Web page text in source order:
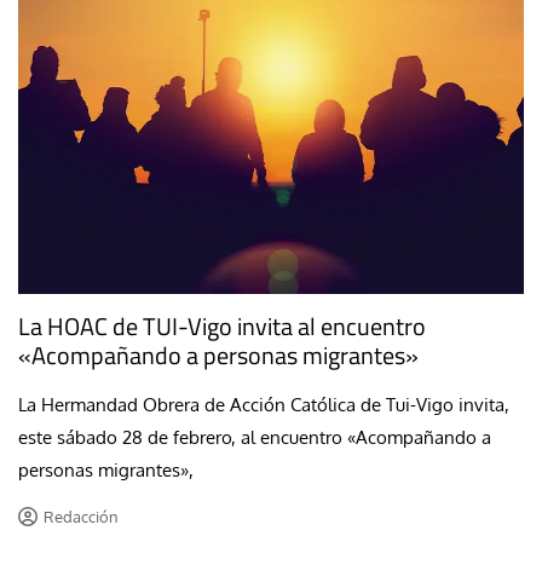
La HOAC de TUI-Vigo invita al encuentro
«Acompañando a personas migrantes»
La Hermandad Obrera de Acción Católica de Tui-Vigo invita,
este sábado 28 de febrero, al encuentro «Acompañando a
personas migrantes»,
Redacción